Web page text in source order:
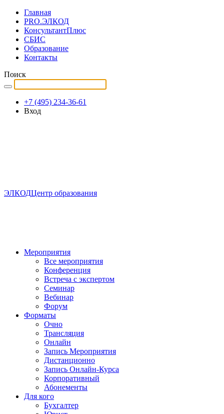
Главная
PRO.ЭЛКОД
КонсультантПлюс
СБИС
Образование
Контакты
Поиск
+7 (495) 234-36-61
Вход
ЭЛКОДЦентр образования
Мероприятия
Все мероприятия
Конференция
Встреча с экспертом
Семинар
Вебинар
Форум
Форматы
Очно
Трансляция
Онлайн
Запись Мероприятия
Дистанционно
Запись Онлайн-Курса
Корпоративный
Абонементы
Для кого
Бухгалтер